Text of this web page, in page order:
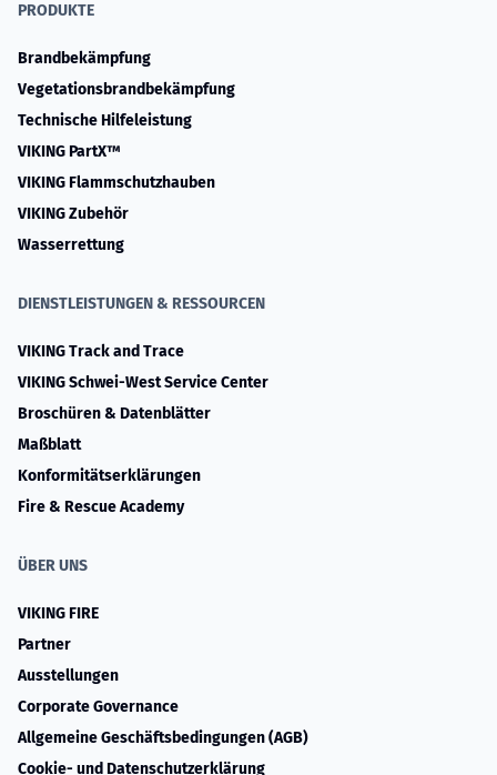
PRODUKTE
Brandbekämpfung
Vegetationsbrandbekämpfung
Technische Hilfeleistung
VIKING PartX™
VIKING Flammschutzhauben
VIKING Zubehör
Wasserrettung
DIENSTLEISTUNGEN & RESSOURCEN
VIKING Track and Trace
VIKING Schwei-West Service Center
Broschüren & Datenblätter
Maßblatt
Konformitätserklärungen
Fire & Rescue Academy
ÜBER UNS
VIKING FIRE
Partner
Ausstellungen
Corporate Governance
Allgemeine Geschäftsbedingungen (AGB)
Cookie- und Datenschutzerklärung